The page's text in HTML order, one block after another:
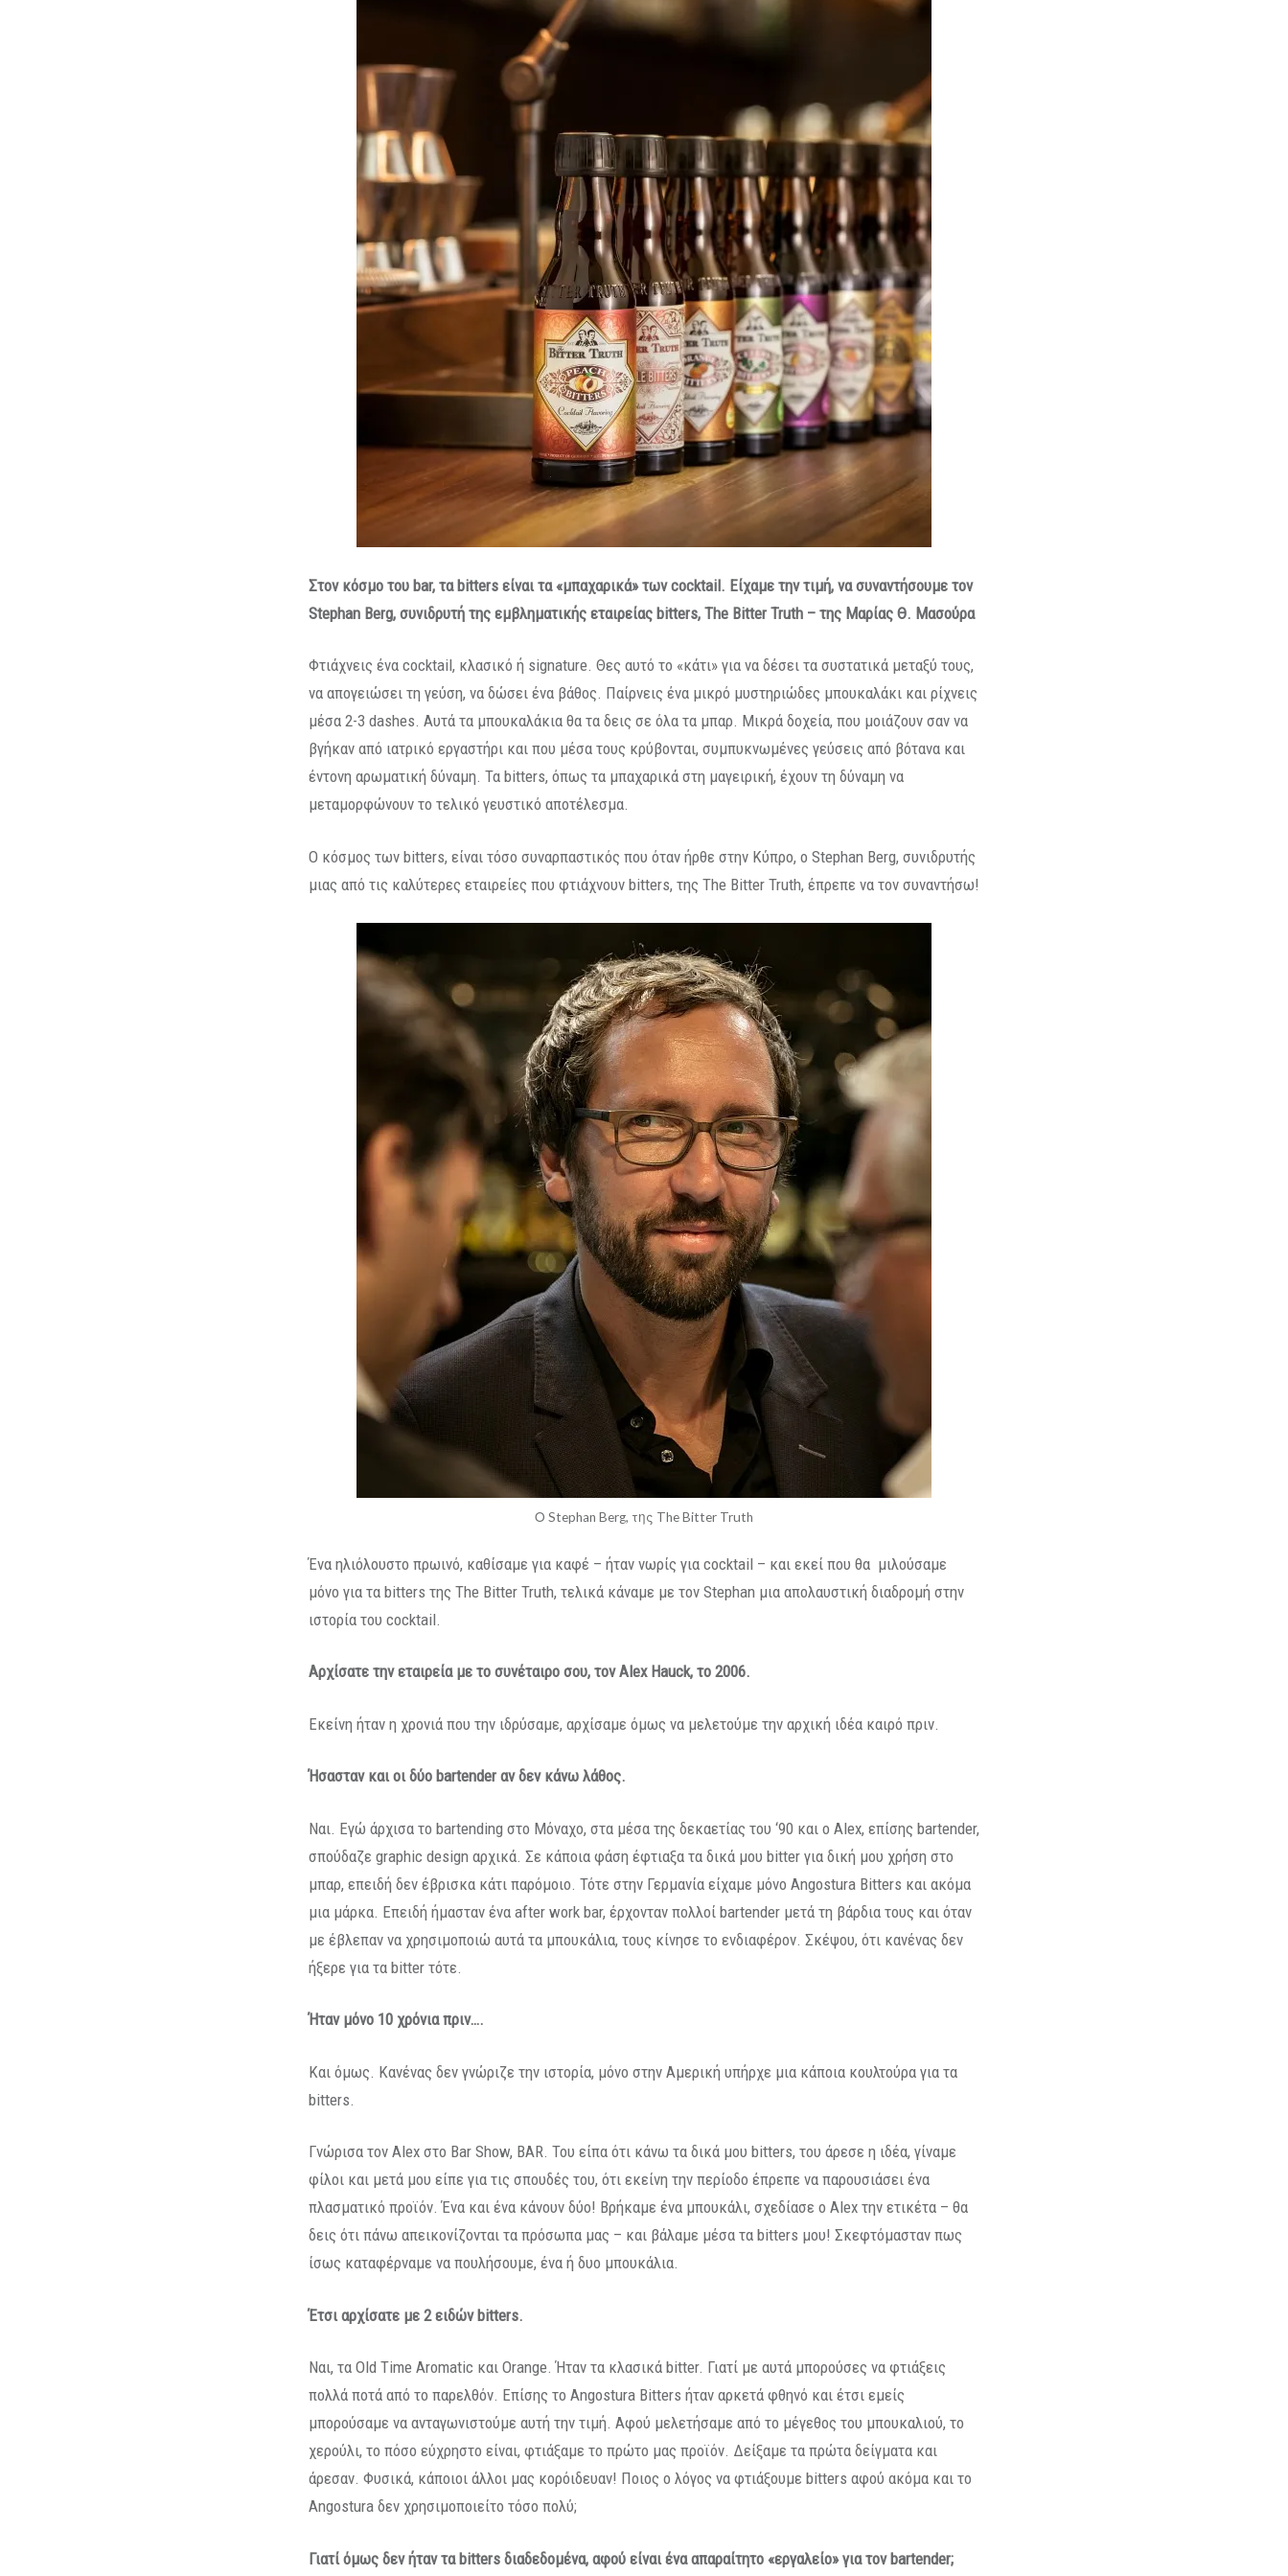
Στον κόσμο του bar, ταbitters είναι τα «μπαχαρικά» των cocktail. Είχαμε την τιμή, να συναντήσουμε τον
Stephan Berg, συνιδρυτή της εμβληματικής εταιρείας bitters, The Bitter Truth – της Μαρίας Θ. Μασούρα
Φτιάχνεις ένα cocktail, κλασικό ή signature. Θες αυτό το «κάτι» για να δέσει τα συστατικά μεταξύ τους,
να απογειώσει τη γεύση, να δώσει ένα βάθος. Παίρνεις ένα μικρό μυστηριώδες μπουκαλάκι και ρίχνεις
μέσα 2-3 dashes. Αυτά τα μπουκαλάκια θα τα δεις σε όλα τα μπαρ. Μικρά δοχεία, που μοιάζουν σαν να
βγήκαν από ιατρικό εργαστήρι και που μέσα τους κρύβονται, συμπυκνωμένες γεύσεις από βότανα και
έντονη αρωματική δύναμη. Τα bitters, όπως τα μπαχαρικά στη μαγειρική, έχουν τη δύναμη να
μεταμορφώνουν το τελικό γευστικό αποτέλεσμα.
Ο κόσμος των bitters, είναι τόσο συναρπαστικός που όταν ήρθε στην Κύπρο, ο Stephan Berg, συνιδρυτής
μιας από τις καλύτερες εταιρείες που φτιάχνουν bitters, της The Bitter Truth, έπρεπε να τον συναντήσω!
Ο Stephan Berg, της The Bitter Truth
Ένα ηλιόλουστο πρωινό, καθίσαμε για καφέ – ήταν νωρίς για cocktail – και εκεί που θα μιλούσαμε
μόνο για τα bitters της The Bitter Truth, τελικά κάναμε με τον Stephan μια απολαυστική διαδρομή στην
ιστορία του cocktail.
Αρχίσατε την εταιρεία με το συνέταιρο σου, τονAlex Hauck, το 2006.
Εκείνη ήταν η χρονιά που την ιδρύσαμε, αρχίσαμε όμως να μελετούμε την αρχική ιδέα καιρό πριν.
Ήσασταν και οι δύο bartender αν δεν κάνω λάθος.
Ναι. Εγώ άρχισα το bartending στο Μόναχο, στα μέσα της δεκαετίας του ‘90 και ο Alex, επίσης bartender,
σπούδαζε graphic design αρχικά. Σε κάποια φάση έφτιαξα τα δικά μου bitter για δική μου χρήση στο
μπαρ, επειδή δεν έβρισκα κάτι παρόμοιο. Τότε στην Γερμανία είχαμε μόνο Angostura Bitters και ακόμα
μια μάρκα. Επειδή ήμασταν ένα after work bar, έρχονταν πολλοί bartender μετά τη βάρδια τους και όταν
με έβλεπαν να χρησιμοποιώ αυτά τα μπουκάλια, τους κίνησε το ενδιαφέρον. Σκέψου, ότι κανένας δεν
ήξερε για τα bitter τότε.
Ήταν μόνο 10 χρόνια πριν….
Και όμως. Κανένας δεν γνώριζε την ιστορία, μόνο στην Αμερική υπήρχε μια κάποια κουλτούρα για τα
bitters.
Γνώρισα τον Alex στο Bar Show, BAR. Του είπα ότι κάνω τα δικά μου bitters, του άρεσε η ιδέα, γίναμε
φίλοι και μετά μου είπε για τις σπουδές του, ότι εκείνη την περίοδο έπρεπε να παρουσιάσει ένα
πλασματικό προϊόν. Ένα και ένα κάνουν δύο! Βρήκαμε ένα μπουκάλι, σχεδίασε ο Alex την ετικέτα – θα
δεις ότι πάνω απεικονίζονται τα πρόσωπα μας – και βάλαμε μέσα τα bitters μου! Σκεφτόμασταν πως
ίσως καταφέρναμε να πουλήσουμε, ένα ή δυο μπουκάλια.
Έτσι αρχίσατε με 2 ειδώνbitters.
Ναι, τα Old Time Aromatic και Orange. Ήταν τα κλασικά bitter. Γιατί με αυτά μπορούσες να φτιάξεις
πολλά ποτά από το παρελθόν. Επίσης το Angostura Bitters ήταν αρκετά φθηνό και έτσι εμείς
μπορούσαμε να ανταγωνιστούμε αυτή την τιμή. Αφού μελετήσαμε από το μέγεθος του μπουκαλιού, το
χερούλι, το πόσο εύχρηστο είναι, φτιάξαμε το πρώτο μας προϊόν. Δείξαμε τα πρώτα δείγματα και
άρεσαν. Φυσικά, κάποιοι άλλοι μας κορόιδευαν! Ποιος ο λόγος να φτιάξουμε bitters αφού ακόμα και το
Angostura δεν χρησιμοποιείτο τόσο πολύ;
Γιατί όμως δεν ήταν ταbitters διαδεδομένα, αφού είναι ένα απαραίτητο «εργαλείο» για τονbartender;